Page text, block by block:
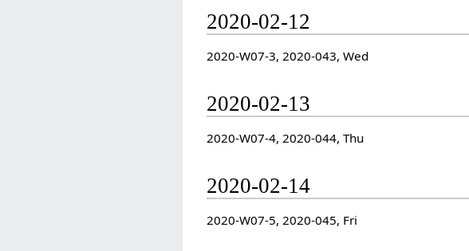
2020-02-12
2020-W07-3, 2020-043, Wed
2020-02-13
2020-W07-4, 2020-044, Thu
2020-02-14
2020-W07-5, 2020-045, Fri